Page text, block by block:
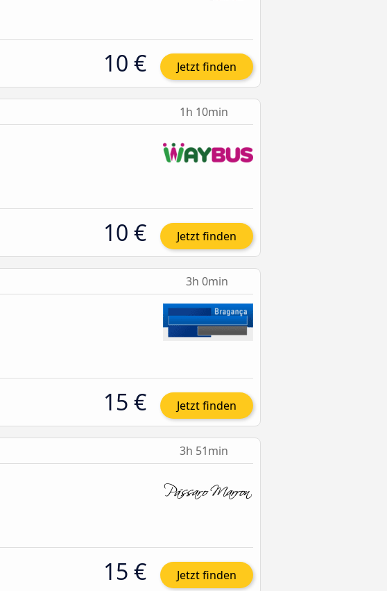
10 € Jetzt finden
1h 10min
10 € Jetzt finden
3h 0min
15 € Jetzt finden
3h 51min
15 € Jetzt finden